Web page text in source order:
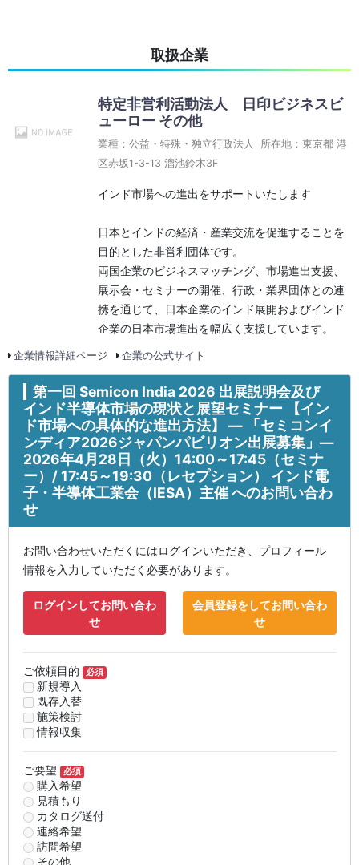
取扱企業
特定非営利活動法人 日印ビジネスビ
ューロー その他
業種：公益・特殊・独立行政法人 所在地：東京都 港
区赤坂1-3-13 溜池鈴木3F
インド市場への進出をサポートいたします
日本とインドの経済・産業交流を促進することを
目的とした非営利団体です。
両国企業のビジネスマッチング、市場進出支援、
展示会・セミナーの開催、行政・業界団体との連
携を通じて、日本企業のインド展開およびインド
企業の日本市場進出を幅広く支援しています。
企業情報詳細ページ 企業の公式サイト
第一回 Semicon India 2026 出展説明会及び
インド半導体市場の現状と展望セミナー 【イン
ド市場への具体的な進出方法】 ― 「セミコンイ
ンディア2026ジャパンパビリオン出展募集」―
2026年4月28日（火）14:00～17:45（セミナ
ー）/ 17:45～19:30（レセプション） インド電
子・半導体工業会（IESA）主催 へのお問い合わ
せ
お問い合わせいただくにはログインいただき、プロフィール
情報を入力していただく必要があります。
ログインしてお問い合わ
せ
会員登録をしてお問い合わ
せ
ご依頼目的 必須
新規導入
既存入替
施策検討
情報収集
ご要望 必須
購入希望
見積もり
カタログ送付
連絡希望
訪問希望
その他